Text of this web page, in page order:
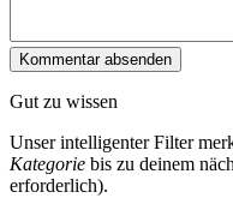
Gut zu wissen
Unser intelligenter Filter
Kategorie bis zu deinem
erforderlich).